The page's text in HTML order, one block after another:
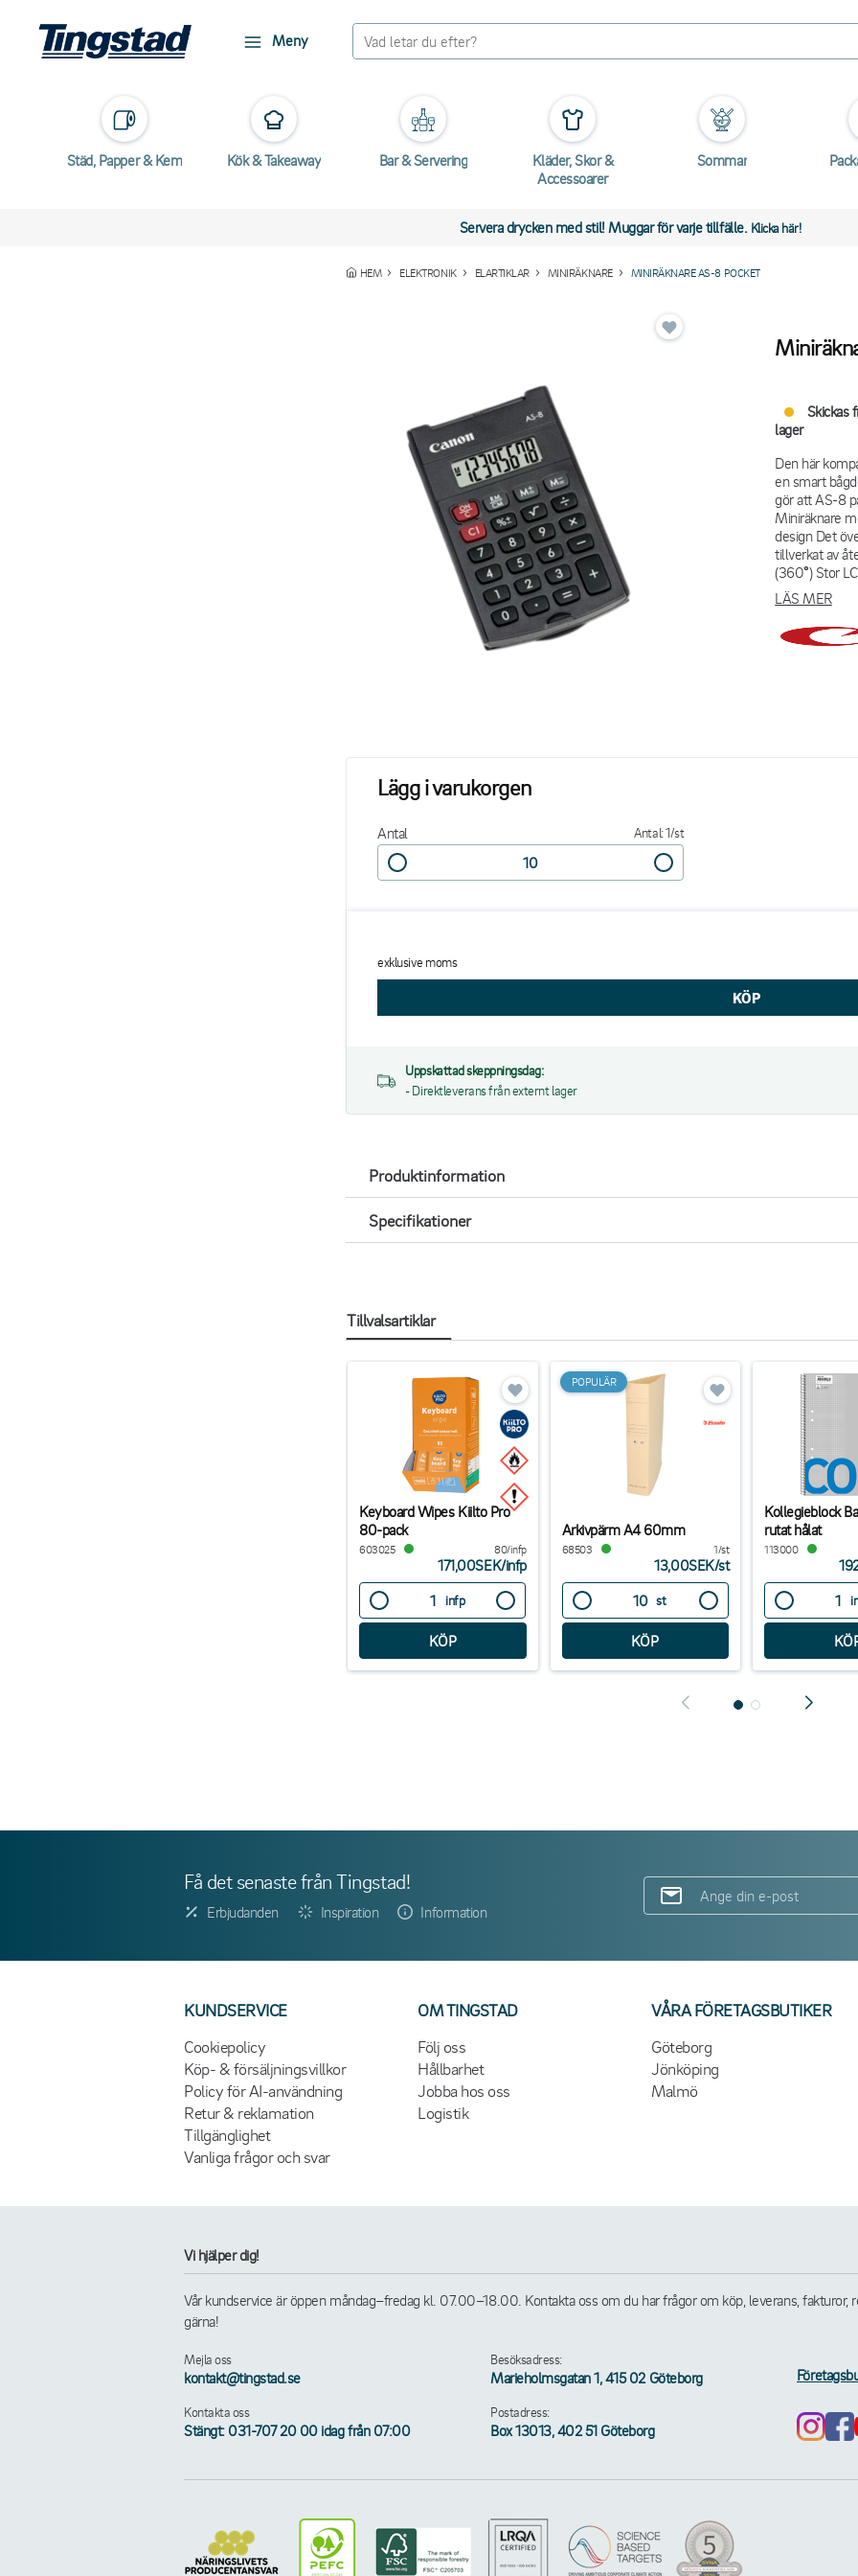
Meny
Städ, Papper & Kem Kök & Takeaway Bar & Servering
Kläder, Skor &
Accessoarer
Sommar
Servera drycken med stil! Muggar för varje tillfälle. Klicka här!
HEM ELEKTRONIK ELARTIKLAR MINIRÄKNARE MINIRÄKNARE AS-8 POCKET
Skickas
lager
Den här
en smart
gör att AS-8
Miniräknare
design Det
tillverkat av
(360°) Stor
LÄS MER
Lägg i varukorgen
Antal Antal: 1/st
exklusive moms
Uppskattad skeppningsdag:
- Direktleverans från externt lager
Produktinformation
Specifikationer
Tillvalsartiklar
Keyboard Wipes Kiilto Pro
80-pack
603025 80/infp
171,00SEK/infp
infp
POPULÄR
Arkivpärm A4 60mm
68503 1/st
13,00SEK/st
st
Kollegieblock
rutat hålat
113000
Få det senaste från Tingstad!
Erbjudanden Inspiration Information
KUNDSERVICE
Cookiepolicy
Köp- & försäljningsvillkor
Policy för AI-användning
Retur & reklamation
Tillgänglighet
Vanliga frågor och svar
OM TINGSTAD
Följ oss
Hållbarhet
Jobba hos oss
Logistik
VÅRA FÖRETAGSBUTIKER
Göteborg
Jönköping
Malmö
Vi hjälper dig!
Vår kundservice är öppen måndag–fredag kl. 07.00–18.00. Kontakta oss om du har frågor om köp, leverans,
gärna!
Mejla oss
kontakt@tingstad.se
Kontakta oss
Stängt: 031-707 20 00 idag från 07:00
Besöksadress:
Marieholmsgatan 1, 415 02 Göteborg
Postadress:
Box 13013, 402 51 Göteborg